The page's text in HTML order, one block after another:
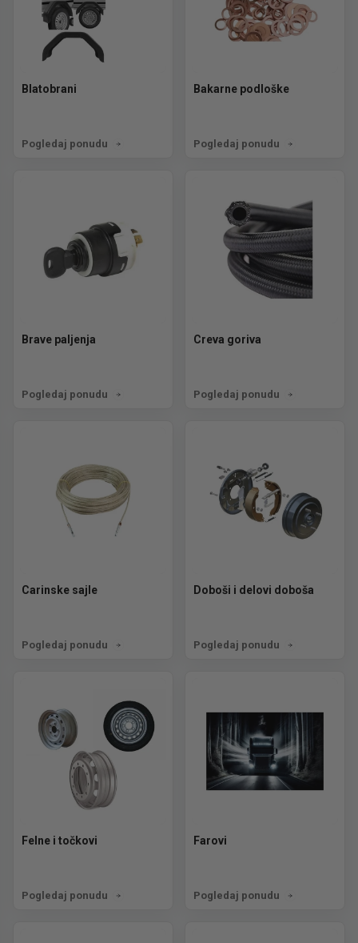
Blatobrani
Pogledaj ponudu
Bakarne podloške
Pogledaj ponudu
Brave paljenja
Pogledaj ponudu
Creva goriva
Pogledaj ponudu
Carinske sajle
Pogledaj ponudu
Doboši i delovi doboša
Pogledaj ponudu
Felne i točkovi
Pogledaj ponudu
Farovi
Pogledaj ponudu